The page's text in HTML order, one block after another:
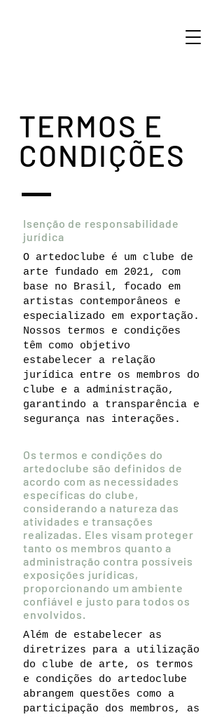
TERMOS E
CONDIÇÕES
Isenção de responsabilidade
jurídica
O artedoclube é um clube de
arte fundado em 2021, com
base no Brasil, focado em
artistas contemporâneos e
especializado em exportação.
Nossos termos e condições
têm como objetivo
estabelecer a relação
jurídica entre os membros do
clube e a administração,
garantindo a transparência e
segurança nas interações.
Os termos e condições do
artedoclube são definidos de
acordo com as necessidades
específicas do clube,
considerando a natureza das
atividades e transações
realizadas. Eles visam proteger
tanto os membros quanto a
administração contra possíveis
exposições jurídicas,
proporcionando um ambiente
confiável e justo para todos os
envolvidos.
Além de estabelecer as
diretrizes para a utilização
do clube de arte, os termos
e condições do artedoclube
abrangem questões como a
participação dos membros, as